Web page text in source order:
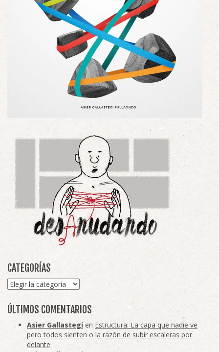
CATEGORÍAS
Categorías
ÚLTIMOS COMENTARIOS
Asier Gallastegi en Estructura: La capa que nadie ve
pero todos sienten o la razón de subir escaleras por
delante